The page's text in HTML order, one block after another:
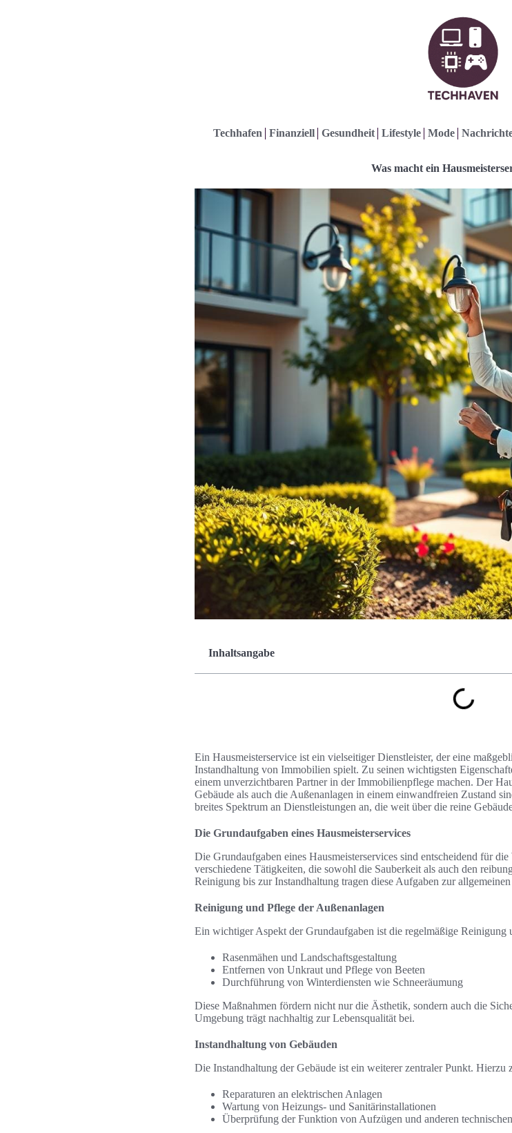
Techhafen Finanziell Gesundheit Lifestyle Mode
Was macht ein
Inhaltsangabe
Ein Hausmeisterservice ist ein vielseitiger Dienstleister, der eine
Instandhaltung von Immobilien spielt. Zu seinen wichtigsten
einem unverzichtbaren Partner in der Immobilienpflege machen. Der
Gebäude als auch die Außenanlagen in einem einwandfreien Zustand
breites Spektrum an Dienstleistungen an, die weit über die reine
Die Grundaufgaben eines Hausmeisterservices
Die Grundaufgaben eines Hausmeisterservices sind entscheidend für
verschiedene Tätigkeiten, die sowohl die Sauberkeit als auch den
Reinigung bis zur Instandhaltung tragen diese Aufgaben zur
Reinigung und Pflege der Außenanlagen
Ein wichtiger Aspekt der Grundaufgaben ist die regelmäßige Reinigung
Rasenmähen und Landschaftsgestaltung
Entfernen von Unkraut und Pflege von Beeten
Durchführung von Winterdiensten wie Schneeräumung
Diese Maßnahmen fördern nicht nur die Ästhetik, sondern auch die
Umgebung trägt nachhaltig zur Lebensqualität bei.
Instandhaltung von Gebäuden
Die Instandhaltung der Gebäude ist ein weiterer zentraler Punkt. Hierzu
Reparaturen an elektrischen Anlagen
Wartung von Heizungs- und Sanitärinstallationen
Überprüfung der Funktion von Aufzügen und anderen